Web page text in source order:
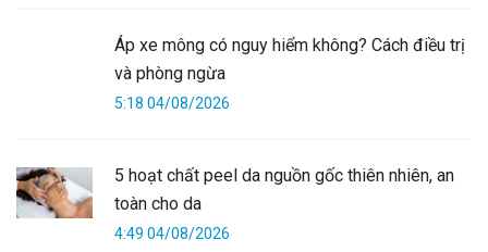
Áp xe mông có nguy hiểm không? Cách điều trị
và phòng ngừa
5:18 04/08/2026
5 hoạt chất peel da nguồn gốc thiên nhiên, an
toàn cho da
4:49 04/08/2026